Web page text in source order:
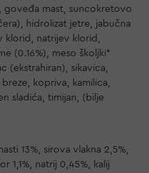
goveđa mast, suncokretovo
hidrolizat jetre, jabučna
klorid, natrijev klorid,
(0.16%), meso školjki*
(ekstrahiran), sikavica,
kopriva, kamilica,
sladića, timijan, (bilje
13%, sirova vlakna 2,5%,
1,1%, natrij 0,45%, kalij